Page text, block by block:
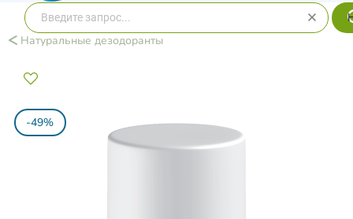
Натуральные дезодоранты
-49%